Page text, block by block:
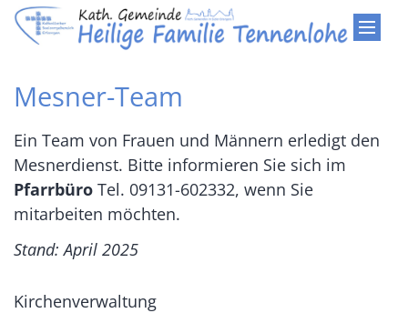
Zum Inhalt springen
Mesner-Team
Ein Team von Frauen und Männern erledigt den
Mesnerdienst. Bitte informieren Sie sich im
Pfarrbüro Tel. 09131-602332, wenn Sie
mitarbeiten möchten.
Stand: April 2025
Kirchenverwaltung